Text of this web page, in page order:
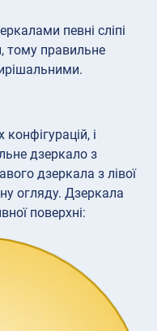
певні сліпі
тому правильне
і
дзеркало з
дзеркала з лівої
огляду. Дзеркала
поверхні: